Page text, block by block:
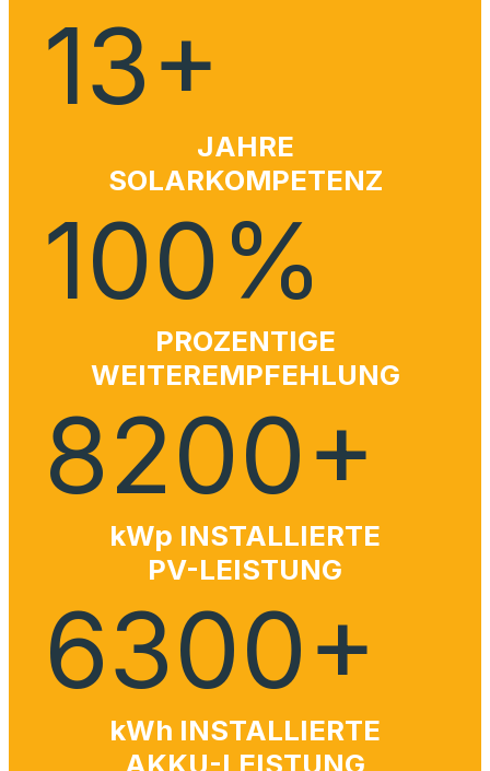
13+
JAHRE
SOLARKOMPETENZ
100%
PROZENTIGE
WEITEREMPFEHLUNG
8200+
kWp INSTALLIERTE
PV-LEISTUNG
6300+
kWh INSTALLIERTE
AKKU-LEISTUNG